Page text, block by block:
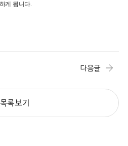
게 됩니다.
다음글
목록보기